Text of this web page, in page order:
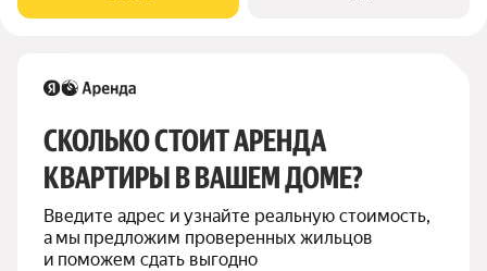
Микроволновка Дом - монолитный, окна выходят во
СКОЛЬКО СТОИТ АРЕНДА
КВАРТИРЫ В ВАШЕМ ДОМЕ?
Введите адрес и узнайте реальную стоимость,
а мы предложим проверенных жильцов
и поможем сдать выгодно